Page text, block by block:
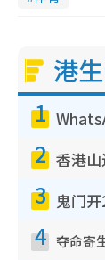
港
1
2
3
4